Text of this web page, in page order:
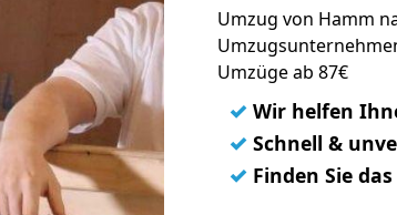
Umzug von Hamm
Umzüge ab 87€
✓ Wir helfen
✓ Schnell &
✓ Finden Sie